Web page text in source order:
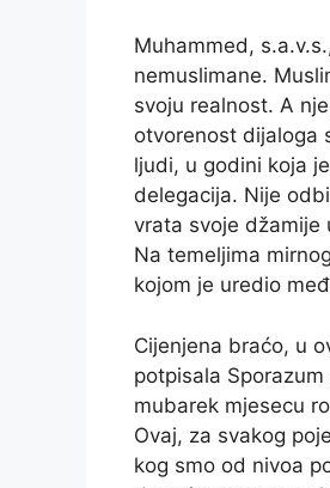
Muhammed,
nemuslimane.
svoju realnost. A
otvorenost dijaloga
ljudi, u godini koja
delegacija. Nije
vrata svoje džamije
Na temeljima
kojom je uredio
Cijenjena braćo, u
potpisala
mubarek mjesecu
Ovaj, za svakog
kog smo od nivoa